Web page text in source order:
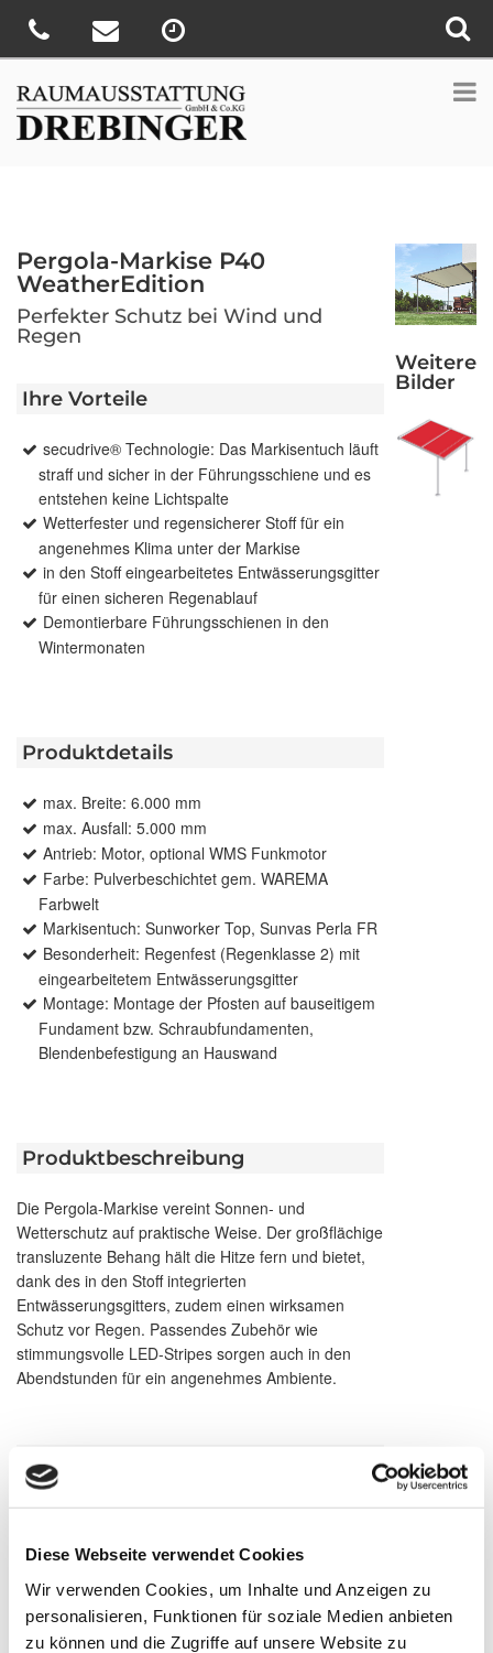
Diese Webseite verwendet Cookies
Wir verwenden Cookies, um Inhalte und Anzeigen zu
personalisieren, Funktionen für soziale Medien anbieten
zu können und die Zugriffe auf unsere Website zu
Pergola-Markise P40
WeatherEdition
Perfekter Schutz bei Wind und
Regen
Ihre Vorteile
secudrive® Technologie: Das Markisentuch läuft
straff und sicher in der Führungsschiene und es
entstehen keine Lichtspalte
Wetterfester und regensicherer Stoff für ein
angenehmes Klima unter der Markise
in den Stoff eingearbeitetes Entwässerungsgitter
für einen sicheren Regenablauf
Demontierbare Führungsschienen in den
Wintermonaten
Produktdetails
max. Breite: 6.000 mm
max. Ausfall: 5.000 mm
Antrieb: Motor, optional WMS Funkmotor
Farbe: Pulverbeschichtet gem. WAREMA
Farbwelt
Markisentuch: Sunworker Top, Sunvas Perla FR
Besonderheit: Regenfest (Regenklasse 2) mit
eingearbeitetem Entwässerungsgitter
Montage: Montage der Pfosten auf bauseitigem
Fundament bzw. Schraubfundamenten,
Blendenbefestigung an Hauswand
Produktbeschreibung
Die Pergola-Markise vereint Sonnen- und
Wetterschutz auf praktische Weise. Der großflächige
transluzente Behang hält die Hitze fern und bietet,
dank des in den Stoff integrierten
Entwässerungsgitters, zudem einen wirksamen
Schutz vor Regen. Passendes Zubehör wie
stimmungsvolle LED-Stripes sorgen auch in den
Abendstunden für ein angenehmes Ambiente.
Brillante Extras
Integrierte LED-Stripes
LED-Stripe Lichtschiene
Bedienung von Markise und Beleuchtung mittels
WMS Sender
Terrassengestell
Weitere
Bilder